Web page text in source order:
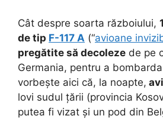
Cât despre soarta războiului,
de tip F-117 A (“avioane
pregătite să decoleze de pe
Germania, pentru a
vorbește aici că, la noapte,
lovi sudul țării (provincia
putea fi vizat și un pod din